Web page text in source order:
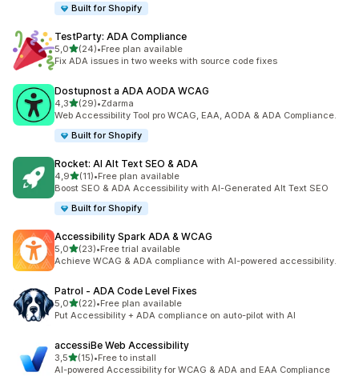
Built for Shopify
TestParty: ADA Compliance
5,0z 5 hvězd
(24)
Celkový počet recenzí: 24
•Free plan available
Fix ADA issues in two weeks with source code fixes
Dostupnost a ADA AODA WCAG
4,3z 5 hvězd
(29)
Celkový počet recenzí: 29
•Zdarma
Web Accessibility Tool pro WCAG, EAA, AODA & ADA Compliance.
Built for Shopify
Rocket: AI Alt Text SEO & ADA
4,9z 5 hvězd
(11)
Celkový počet recenzí: 11
•Free plan available
Boost SEO & ADA Accessibility with AI-Generated Alt Text SEO
Built for Shopify
Accessibility Spark ADA & WCAG
5,0z 5 hvězd
(23)
Celkový počet recenzí: 23
•Free trial available
Achieve WCAG & ADA compliance with AI-powered accessibility.
Patrol ‑ ADA Code Level Fixes
5,0z 5 hvězd
(22)
Celkový počet recenzí: 22
•Free plan available
Put Accessibility + ADA compliance on auto-pilot with AI
accessiBe Web Accessibility
3,5z 5 hvězd
(15)
Celkový počet recenzí: 15
•Free to install
AI-powered Accessibility for WCAG & ADA and EAA Compliance